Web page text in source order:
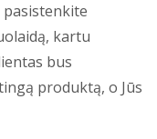
kartu
bus
produktą, o Jūs